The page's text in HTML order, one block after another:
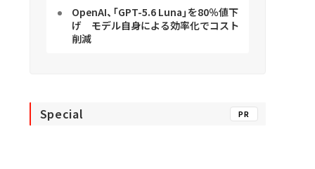
OpenAI、「GPT-5.6 Luna」を80％値下
げ モデル自身による効率化でコスト
削減
Special PR